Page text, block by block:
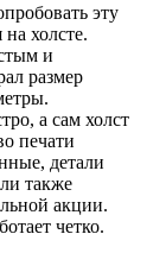
эту
холсте.
и
размер
а сам холст
печати
детали
также
акции.
четко.